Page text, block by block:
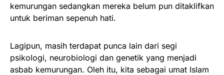
kemurungan sedangkan mereka belum pun ditaklifkan
untuk beriman sepenuh hati.
Lagipun, masih terdapat punca lain dari segi
psikologi, neurobiologi dan genetik yang menjadi
asbab kemurungan. Oleh itu, kita sebagai umat Islam